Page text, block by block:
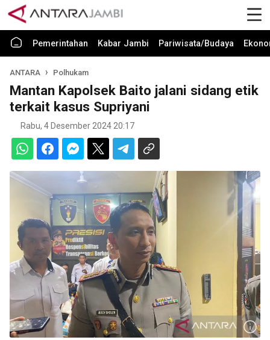
Pemerintahan Kabar Jambi Pariwisata/Budaya
ANTARA Polhukam
Mantan Kapolsek Baito jalani sidang etik
terkait kasus Supriyani
Rabu, 4 Desember 2024 20:17